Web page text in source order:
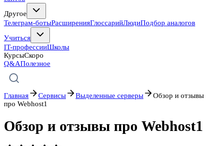
Другое
Телеграм-ботыРасширенияГлоссарийЛюдиПодбор аналогов
Учиться
IT-профессииШколы
КурсыСкоро
Q&AПолезное
Главная Сервисы Выделенные серверы
Обзор и отзывы
про Webhost1
Обзор и отзывы про Webhost1